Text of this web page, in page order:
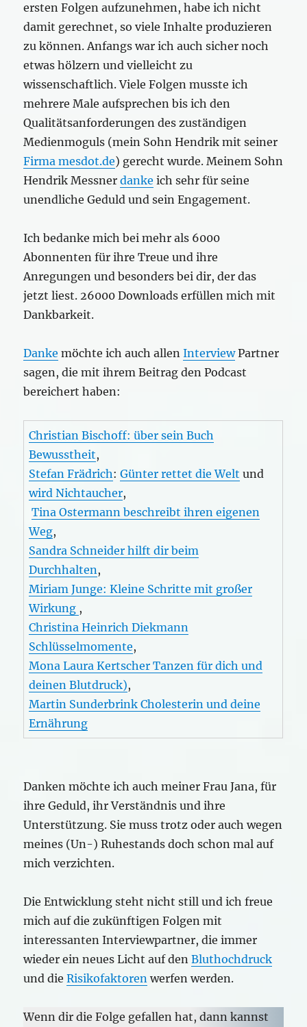
ersten Folgen aufzunehmen, habe ich nicht
damit gerechnet, so viele Inhalte produzieren
zu können. Anfangs war ich auch sicher noch
etwas hölzern und vielleicht zu
wissenschaftlich. Viele Folgen musste ich
mehrere Male aufsprechen bis ich den
Qualitätsanforderungen des zuständigen
Medienmoguls (mein Sohn Hendrik mit seiner
Firma mesdot.de) gerecht wurde. Meinem Sohn
Hendrik Messnerdanke ich sehr für seine
unendliche Geduld und sein Engagement.
Ich bedanke mich bei mehr als 6000
Abonnenten für ihre Treue und ihre
Anregungen und besonders bei dir, der das
jetzt liest. 26000 Downloads erfüllen mich mit
Dankbarkeit.
Danke möchte ich auch allenInterviewPartner
sagen, die mit ihrem Beitrag den Podcast
bereichert haben:
Christian Bischoff: über sein Buch
Bewusstheit,
Stefan Frädrich:Günter rettet die Welt und
wird Nichtaucher,
Tina Ostermann beschreibt ihren eigenen
Weg,
Sandra Schneider hilft dir beim
Durchhalten,
Miriam Junge: Kleine Schritte mit großer
Wirkung ,
Christina Heinrich Diekmann
Schlüsselmomente,
Mona Laura Kertscher Tanzen für dich und
deinen Blutdruck),
Martin Sunderbrink Cholesterin und deine
Ernährung
Danken möchte ich auch meiner Frau Jana, für
ihre Geduld, ihr Verständnis und ihre
Unterstützung. Sie muss trotz oder auch wegen
meines (Un-) Ruhestands doch schon mal auf
mich verzichten.
Die Entwicklung steht nicht still und ich freue
mich auf die zukünftigen Folgen mit
interessanten Interviewpartner, die immer
wieder ein neues Licht auf denBluthochdruck
und dieRisikofaktoren werfen werden.
Wenn dir die Folge gefallen hat, dann kannst